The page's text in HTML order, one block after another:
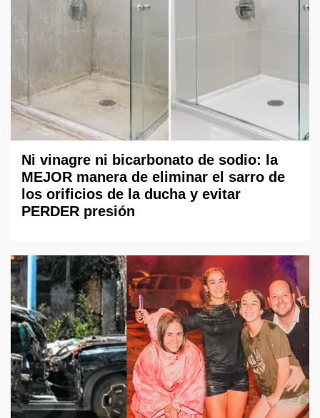
Ni vinagre ni bicarbonato de sodio: la
MEJOR manera de eliminar el sarro de
los orificios de la ducha y evitar
PERDER presión